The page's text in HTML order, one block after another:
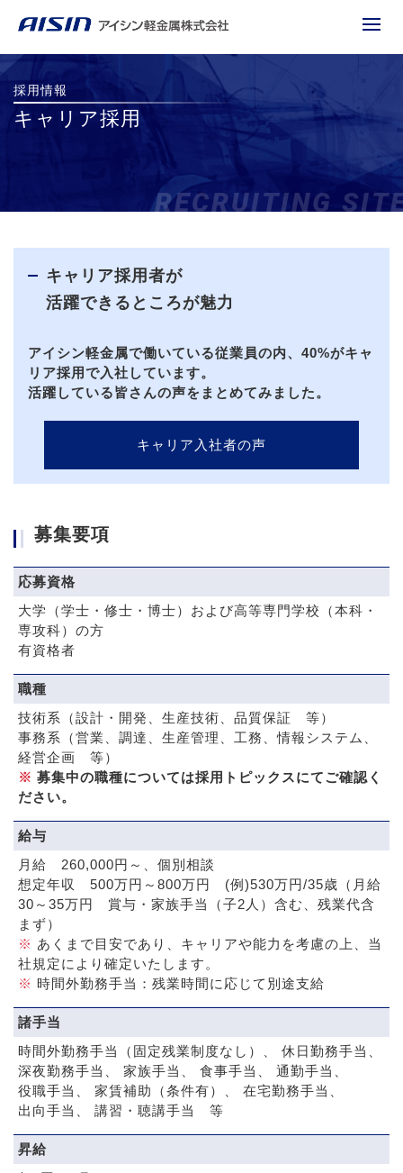
採用情報
キャリア採用
キャリア採用者が
活躍できるところが魅力
アイシン軽金属で働いている従業員の内、40%がキャ
リア採用で入社しています。
活躍している皆さんの声をまとめてみました。
キャリア入社者の声
募集要項
応募資格
大学（学士・修士・博士）および高等専門学校（本科・
専攻科）の方
有資格者
職種
技術系（設計・開発、生産技術、品質保証 等）
事務系（営業、調達、生産管理、工務、情報システム、
経営企画 等）
※ 募集中の職種については採用トピックスにてご確認く
ださい。
給与
月給 260,000円～、個別相談
想定年収 500万円～800万円 (例)530万円/35歳（月給
30～35万円 賞与・家族手当（子2人）含む、残業代含
まず）
※ あくまで目安であり、キャリアや能力を考慮の上、当
社規定により確定いたします。
※ 時間外勤務手当：残業時間に応じて別途支給
諸手当
時間外勤務手当（固定残業制度なし）
休日勤務手当
深夜勤務手当
家族手当 食事手当
通勤手当
役職手当
家賃補助（条件有）
在宅勤務手当
出向手当
講習・聴講手当 等
昇給